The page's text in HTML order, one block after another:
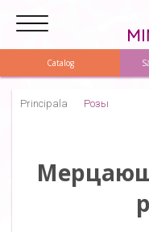
Catalog
Principala Розы